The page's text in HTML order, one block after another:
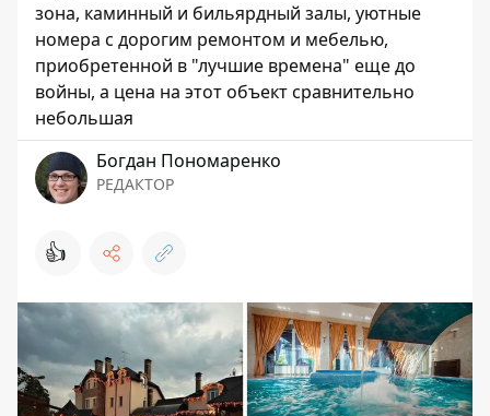
зона, каминный и бильярдный залы, уютные
номера с дорогим ремонтом и мебелью,
приобретенной в "лучшие времена" еще до
войны, а цена на этот объект сравнительно
небольшая
Богдан Пономаренко
РЕДАКТОР
👍